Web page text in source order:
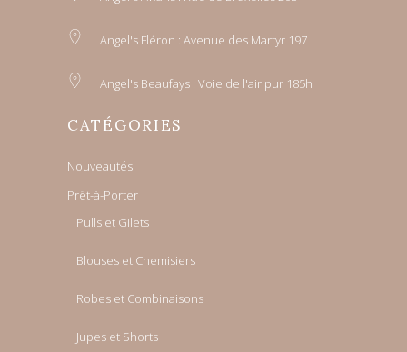
Angel's Fléron : Avenue des Martyr 197
Angel's Beaufays : Voie de l'air pur 185h
CATÉGORIES
Nouveautés
Prêt-à-Porter
Pulls et Gilets
Blouses et Chemisiers
Robes et Combinaisons
Jupes et Shorts